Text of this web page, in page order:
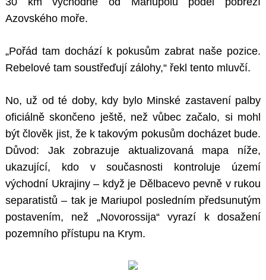
Azovského moře.
„Pořád tam dochází k pokusům zabrat naše pozice.
Rebelové tam soustřeďují zálohy,“ řekl tento mluvčí.
No, už od té doby, kdy bylo Minské zastavení palby
oficiálně skončeno ještě, než vůbec začalo, si mohl
být člověk jist, že k takovým pokusům docházet bude.
Důvod: Jak zobrazuje aktualizovaná mapa níže,
ukazující, kdo v současnosti kontroluje území
východní Ukrajiny – když je Dělbacevo pevně v rukou
separatistů – tak je Mariupol posledním předsunutým
postavením, než „Novorossija“ vyrazí k dosažení
pozemního přístupu na Krym.